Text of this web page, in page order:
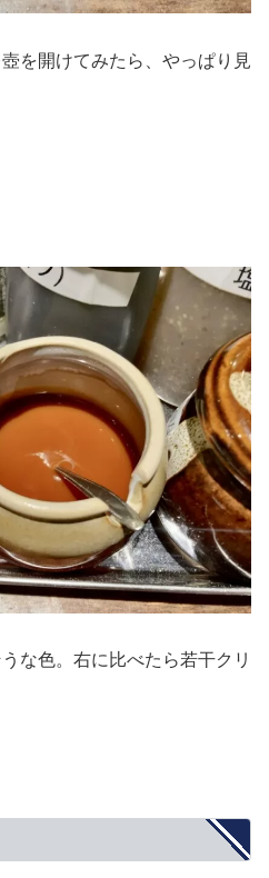
を開けてみたら、やっぱり見
な色。右に比べたら若干クリ